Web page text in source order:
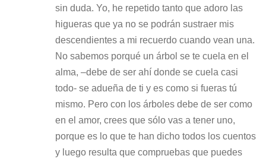
sin duda. Yo, he repetido tanto que adoro las
higueras que ya no se podrán sustraer mis
descendientes a mi recuerdo cuando vean una.
No sabemos porqué un árbol se te cuela en el
alma, –debe de ser ahí donde se cuela casi
todo- se adueña de ti y es como si fueras tú
mismo. Pero con los árboles debe de ser como
en el amor, crees que sólo vas a tener uno,
porque es lo que te han dicho todos los cuentos
y luego resulta que compruebas que puedes